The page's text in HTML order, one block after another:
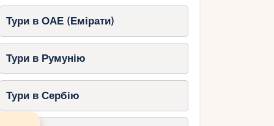
Тури в ОАЕ (Емірати)
Тури в Румунію
Тури в Сербію